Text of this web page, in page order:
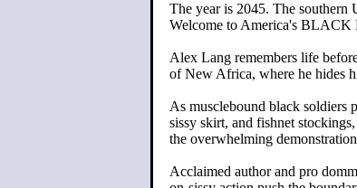
The year is 2045. The
Welcome to America's BLACK
Alex Lang remembers life
of New Africa, where he hides
As musclebound black
sissy skirt, and fishnet
the overwhelming
Acclaimed author and pro